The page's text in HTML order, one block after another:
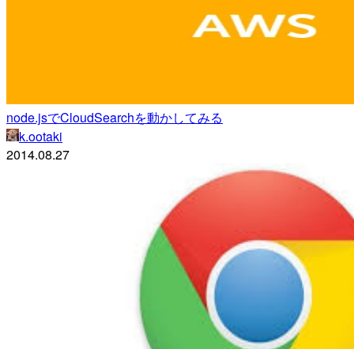
node.jsでCloudSearchを動かしてみる
k.ootaki
2014.08.27